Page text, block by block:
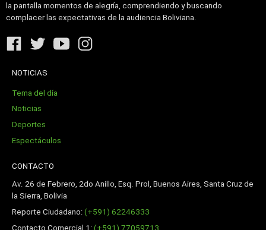
la pantalla momentos de alegría, comprendiendo y buscando
complacer las expectativas de la audiencia Boliviana.
NOTICIAS
Tema del día
Noticias
Deportes
Espectáculos
CONTACTO
Av. 26 de Febrero, 2do Anillo, Esq. Prol, Buenos Aires, Santa Cruz de
la Sierra, Bolivia
Reporte Ciudadano:(+591) 62246333
Contacto Comercial 1:(+591) 77059713